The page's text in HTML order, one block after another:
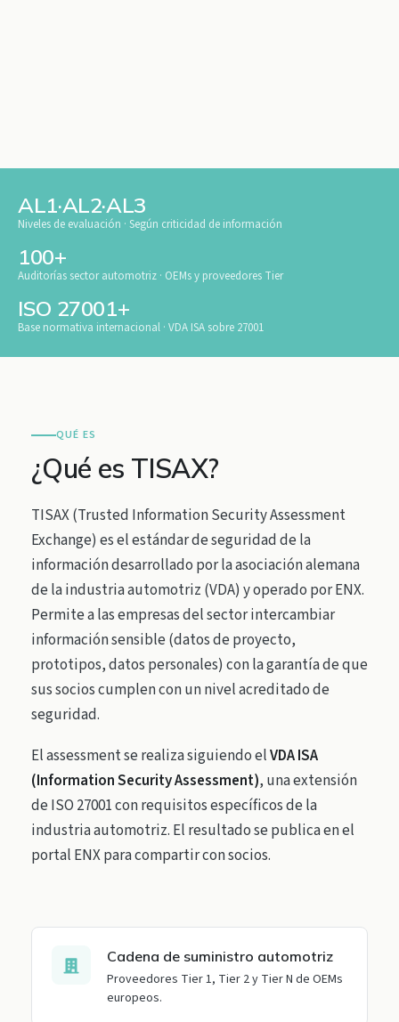
AL1·AL2·AL3
Niveles de evaluación · Según criticidad de información
100+
Auditorías sector automotriz · OEMs y proveedores Tier
ISO 27001+
Base normativa internacional · VDA ISA sobre 27001
QUÉ ES
¿Qué es TISAX?
TISAX (Trusted Information Security Assessment
Exchange) es el estándar de seguridad de la
información desarrollado por la asociación alemana
de la industria automotriz (VDA) y operado por ENX.
Permite a las empresas del sector intercambiar
información sensible (datos de proyecto,
prototipos, datos personales) con la garantía de que
sus socios cumplen con un nivel acreditado de
seguridad.
El assessment se realiza siguiendo elVDA ISA
(Information Security Assessment), una extensión
de ISO 27001 con requisitos específicos de la
industria automotriz. El resultado se publica en el
portal ENX para compartir con socios.
Cadena de suministro automotriz
Proveedores Tier 1, Tier 2 y Tier N de OEMs
europeos.